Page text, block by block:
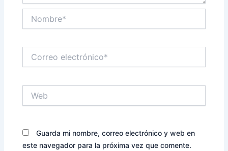
electrónico*
Guarda mi nombre, correo electrónico y web en
este navegador para la próxima vez que comente.